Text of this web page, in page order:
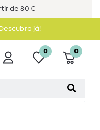
de 80 €
já!
0 0